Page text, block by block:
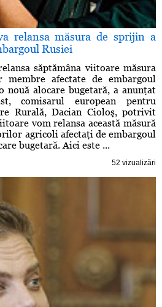
relansa măsura de sprijin a
Rusiei
săptămâna viitoare măsura
afectate de embargoul
nouă alocare bugetară, a anunţat
comisarul european pentru
Rurală, Dacian Cioloş, potrivit
vom relansa această măsură
agricoli afectaţi de embargoul
bugetară. Aici este ...
52 vizualizări